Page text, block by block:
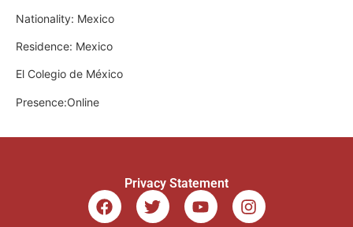
Nationality: Mexico
Residence: Mexico
El Colegio de México
Presence:Online
Privacy Statement